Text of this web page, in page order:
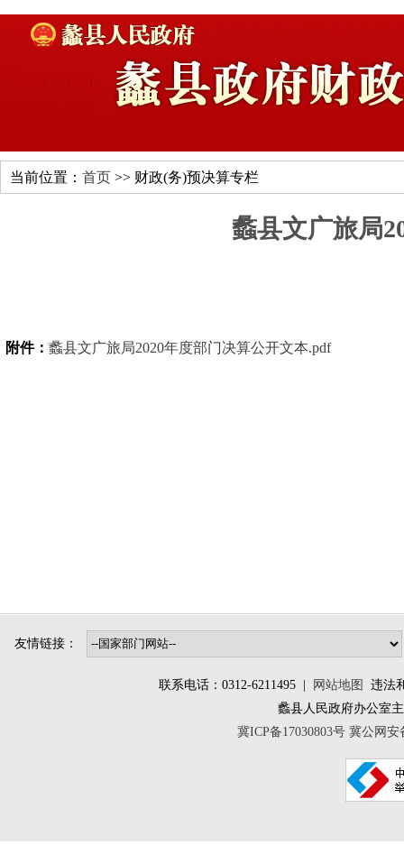
当前位置： 首页 >> 财政(务)预决算专栏
蠡县文广旅局
附件： 蠡县文广旅局2020年度部门决算公开文本.pdf
友情链接：
联系电话：0312-6211495 | 网站地图
违法
蠡县人民政府办公
冀ICP备17030803号 冀公网安